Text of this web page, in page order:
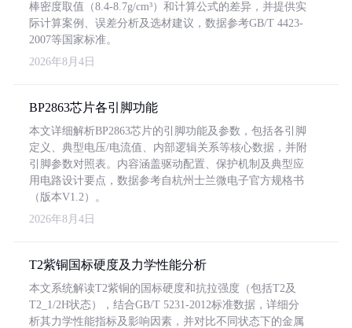
棒密度取值（8.4-8.7g/cm³）和计算公式的差异，并提供实
际计算案例、误差分析及选材建议，数据参考GB/T 4423-
2007等国家标准。
2026年8月4日
BP2863芯片各引脚功能
本文详细解析BP2863芯片的引脚功能及参数，包括各引脚
定义、典型电压/电流值、内部逻辑关系等核心数据，并附
引脚参数对照表。内容涵盖驱动配置、保护机制及典型应
用电路设计要点，数据参考自杭州士兰微电子官方规格书
（版本V1.2）。
2026年8月4日
T2紫铜国标硬度及力学性能分析
本文系统解读T2紫铜的国标硬度和抗拉强度（包括T2及
T2_1/2H状态），结合GB/T 5231-2012标准数据，详细分
析其力学性能指标及影响因素，并对比不同状态下的金属